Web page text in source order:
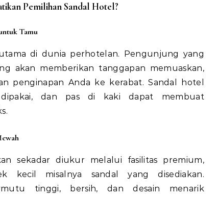
Pemilihan Sandal Hotel?
Tamu
di dunia perhotelan. Pengunjung yang
akan memberikan tanggapan memuaskan,
penginapan Anda ke kerabat. Sandal hotel
dan pas di kaki dapat membuat
sekadar diukur melalui fasilitas premium,
kecil misalnya sandal yang disediakan.
tinggi, bersih, dan desain menarik